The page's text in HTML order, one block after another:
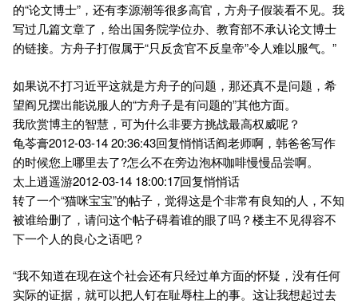
的“论文博士”，还有李源潮等很多高官，方舟子假装看不见。我
写过几篇文章了，给出国务院学位办、教育部不承认论文博士
的链接。方舟子打假属于“只反贪官不反皇帝”令人难以服气。”
如果说不打习近平这就是方舟子的问题，那还真不是问题，希
望阎兄摆出能说服人的“方舟子是有问题的”其他方面。
我欣赏博主的智慧，可为什么非要方挑战最高权威呢？
龟苓膏2012-03-14 20:36:43回复悄悄话阎老师啊，韩爸爸写作
的时候您上哪里去了?怎么不在旁边泡杯咖啡慢慢品尝啊。
太上逍遥游2012-03-14 18:00:17回复悄悄话
转了一个“猫咪宝宝”的帖子，觉得这是个非常有良知的人，不知
被谁给删了，请问这个帖子碍着谁的眼了吗？楼主不见得容不
下一个人的良心之语吧？
“我不知道在现在这个社会还有只经过单方面的怀疑，没有任何
实际的证据，就可以把人钉在耻辱柱上的事。这让我想起过去